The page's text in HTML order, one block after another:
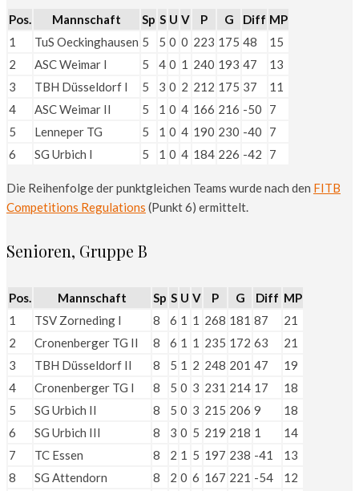
Pos. Mannschaft Sp S U V P G Diff MP
1
TuS Oeckinghausen 5 5 0 0 223 175 48
15
2
ASC Weimar I 5 4 0 1 240 193 47
13
3
TBH Düsseldorf I 5 3 0 2 212 175 37
11
4
ASC Weimar II 5 1 0 4 166 216 -50
7
5
Lenneper TG 5 1 0 4 190 230 -40
7
6
SG Urbich I 5 1 0 4 184 226 -42 7
Die Reihenfolge der punktgleichen Teams wurde nach den FITB
Competitions Regulations (Punkt 6) ermittelt.
Senioren, Gruppe B
Pos. Mannschaft Sp S U V P G Diff MP
1
TSV Zorneding I 8 6 1 1 268 181 87
21
2
Cronenberger TG II 8 6 1 1 235 172 63
21
3
TBH Düsseldorf II 8 5 1 2 248 201 47
19
4
Cronenberger TG I 8 5 0 3 231 214 17
18
5
SG Urbich II 8 5 0 3 215 206 9
18
6
SG Urbich III 8 3 0 5 219 218 1
14
7
TC Essen 8 2 1 5 197 238 -41
13
8
SG Attendorn 8 2 0 6 167 221 -54
12